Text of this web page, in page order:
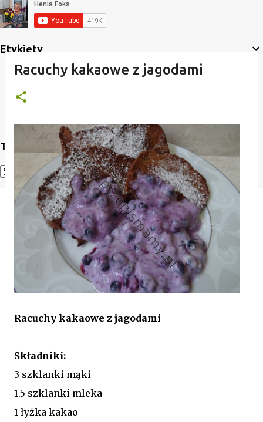
Etykiety
Translate
Powered by Translate
Racuchy kakaowe z jagodami
Racuchy kakaowe z jagodami
Składniki:
3 szklanki mąki
1.5 szklanki mleka
1 łyżka kakao